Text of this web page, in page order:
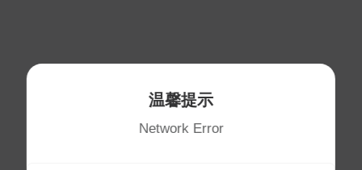
温馨提示
Network Error